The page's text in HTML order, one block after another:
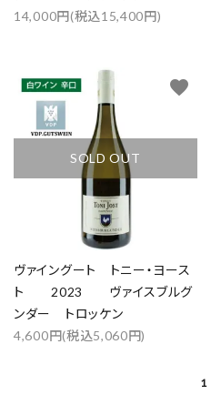
14,000円(税込15,400円)
SOLD OUT
ヴァイングート トニー・ヨース
ト 2023 ヴァイスブルグ
ンダー トロッケン
4,600円(税込5,060円)
favorite
1
カテゴリー